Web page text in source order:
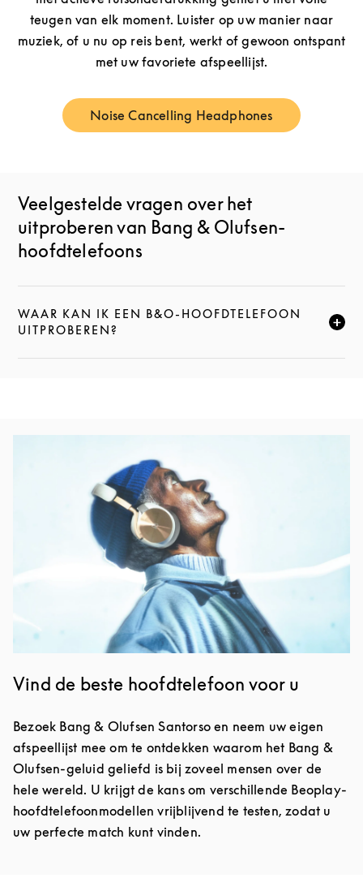
teugen van elk moment. Luister op uw manier naar
muziek, of u nu op reis bent, werkt of gewoon ontspant
met uw favoriete afspeellijst.
Noise Cancelling Headphones
Link Opens in New Tab
Veelgestelde vragen over het
uitproberen van Bang & Olufsen-
hoofdtelefoons
WAAR KAN IK EEN B&O-HOOFDTELEFOON
UITPROBEREN?
KLIK HIER OM DEZE BESCHRIJVING UIT TE
Vind de beste hoofdtelefoon voor u
Bezoek Bang & Olufsen Santorso en neem uw eigen
afspeellijst mee om te ontdekken waarom het Bang &
Olufsen-geluid geliefd is bij zoveel mensen over de
hele wereld. U krijgt de kans om verschillende Beoplay-
hoofdtelefoonmodellen vrijblijvend te testen, zodat u
uw perfecte match kunt vinden.